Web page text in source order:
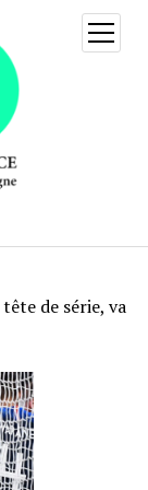
ouvrir
menu
de série, va